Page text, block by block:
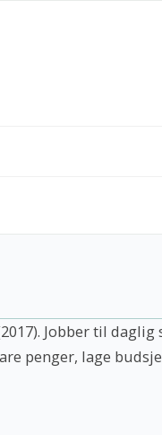
Jobber til daglig
penger, lage